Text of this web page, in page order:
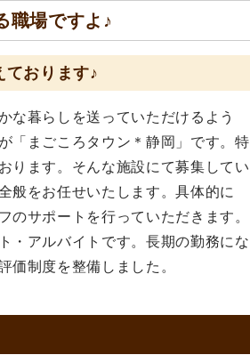
職場ですよ♪
ております♪
な暮らしを送っていただけるよう
「まごころタウン＊静岡」です。特
ります。そんな施設にて募集してい
般をお任せいたします。具体的に
のサポートを行っていただきます。
・アルバイトです。長期の勤務にな
価制度を整備しました。